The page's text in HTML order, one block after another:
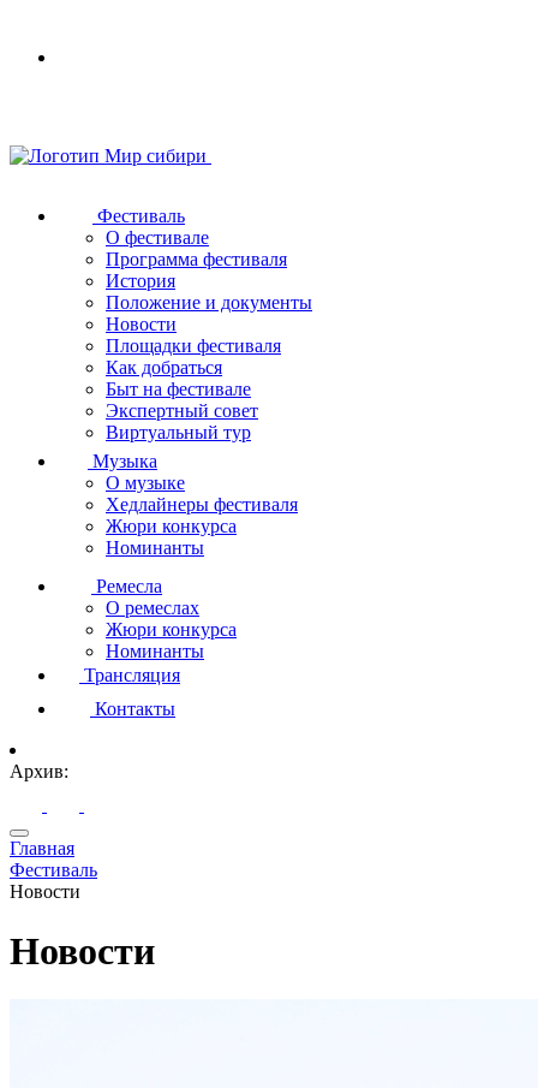
browser
Фестиваль
О фестивале
Программа фестиваля
История
Положение и документы
Новости
Площадки фестиваля
Как добраться
Быт на фестивале
Экспертный совет
Виртуальный тур
Музыка
О музыке
Хедлайнеры фестиваля
Жюри конкурса
Номинанты
Ремесла
О ремеслах
Жюри конкурса
Номинанты
Трансляция
Контакты
Архив:
Главная
Фестиваль
Новости
Новости